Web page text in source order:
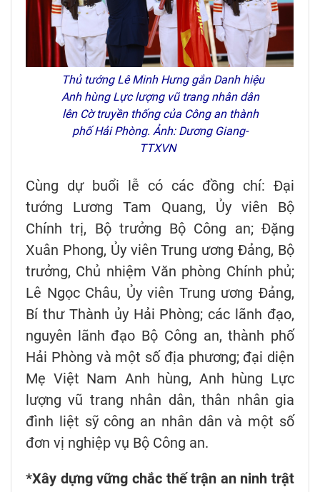
Thủ tướng Lê Minh Hưng gắn Danh hiệu
Anh hùng Lực lượng vũ trang nhân dân
lên Cờ truyền thống của Công an thành
phố Hải Phòng. Ảnh: Dương Giang-
TTXVN
Cùng dự buổi lễ có các đồng chí: Đại
tướng Lương Tam Quang, Ủy viên Bộ
Chính trị, Bộ trưởng Bộ Công an; Đặng
Xuân Phong, Ủy viên Trung ương Đảng, Bộ
trưởng, Chủ nhiệm Văn phòng Chính phủ;
Lê Ngọc Châu, Ủy viên Trung ương Đảng,
Bí thư Thành ủy Hải Phòng; các lãnh đạo,
nguyên lãnh đạo Bộ Công an, thành phố
Hải Phòng và một số địa phương; đại diện
Mẹ Việt Nam Anh hùng, Anh hùng Lực
lượng vũ trang nhân dân, thân nhân gia
đình liệt sỹ công an nhân dân và một số
đơn vị nghiệp vụ Bộ Công an.
*Xây dựng vững chắc thế trận an ninh trật